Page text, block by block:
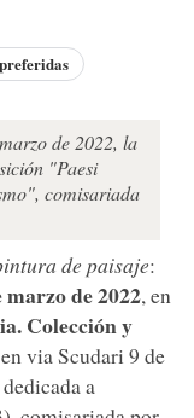
de 2022, la
"Paesi
comisariada
de paisaje:
marzo de 2022, en
Colección y
via Scudari 9 de
a